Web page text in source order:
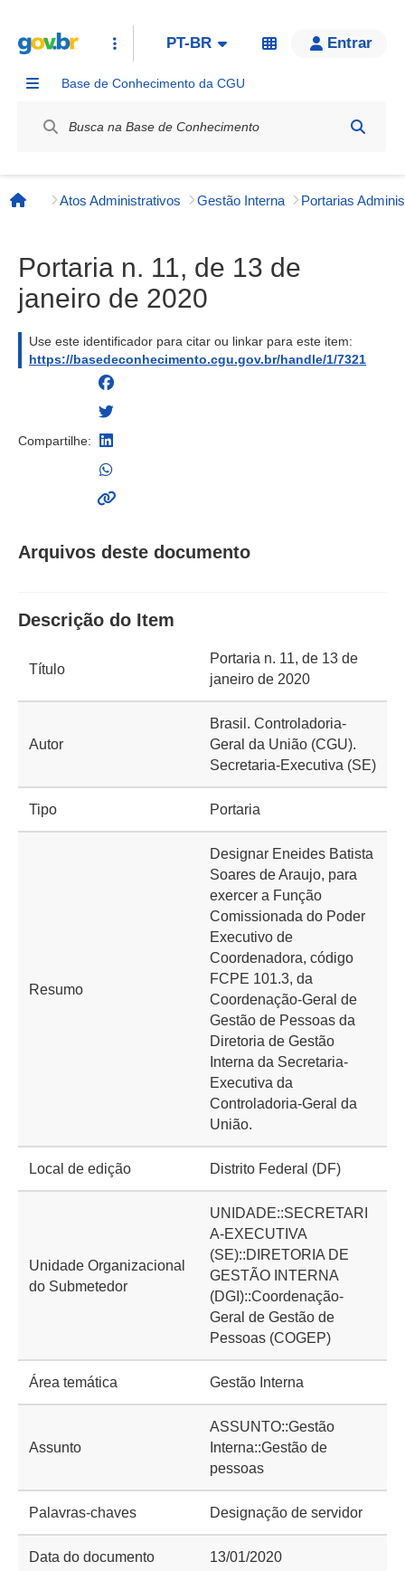
PT-BR Entrar
Base de Conhecimento da CGU
Página inicial
Atos Administrativos Gestão Interna
Portaria n. 11, de 13 de
janeiro de 2020
Use este identificador para citar ou linkar para este item:
https://basedeconhecimento.cgu.gov.br/handle/1/7321
Compartilhe:
Arquivos deste documento
Descrição do Item
Título
Portaria n. 11, de 13 de
janeiro de 2020
Autor
Brasil. Controladoria-
Geral da União (CGU).
Secretaria-Executiva (SE)
Tipo Portaria
Resumo
Designar Eneides Batista
Soares de Araujo, para
exercer a Função
Comissionada do Poder
Executivo de
Coordenadora, código
FCPE 101.3, da
Coordenação-Geral de
Gestão de Pessoas da
Diretoria de Gestão
Interna da Secretaria-
Executiva da
Controladoria-Geral da
União.
Local de edição Distrito Federal (DF)
Unidade Organizacional
do Submetedor
UNIDADE::SECRETARI
A-EXECUTIVA
(SE)::DIRETORIA DE
GESTÃO INTERNA
(DGI)::Coordenação-
Geral de Gestão de
Pessoas (COGEP)
Área temática Gestão Interna
Assunto
ASSUNTO::Gestão
Interna::Gestão de
pessoas
Palavras-chaves Designação de servidor
Data do documento 13/01/2020